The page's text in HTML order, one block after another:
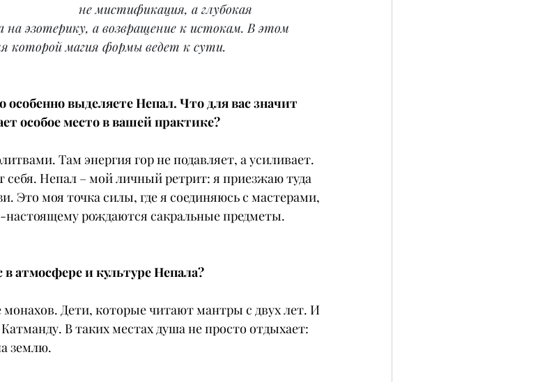
не мистификация, а глубокая
эзотерику, а возвращение к истокам. В этом
которой магия формы ведет к сути.
особенно выделяете Непал. Что для вас значит
особое место в вашей практике?
Там энергия гор не подавляет, а усиливает.
Непал – мой личный ретрит: я приезжаю туда
Это моя точка силы, где я соединяюсь с мастерами,
рождаются сакральные предметы.
в атмосфере и культуре Непала?
Дети, которые читают мантры с двух лет. И
В таких местах душа не просто отдыхает:
землю.